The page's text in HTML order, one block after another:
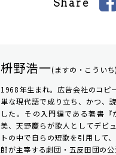
枡野浩一(ますの・こういち)
1968年生まれ。広告会社のコピ
単な現代語で成り立ち、かつ、
した。その入門編である著書
美、天野慶らが歌人としてデビ
トの中で自らの短歌を引用して
郎が主宰する劇団・五反田団の